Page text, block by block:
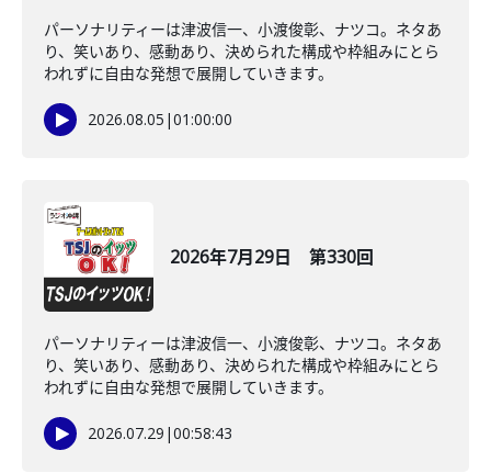
パーソナリティーは津波信一、小渡俊彰、ナツコ。ネタあ
り、笑いあり、感動あり、決められた構成や枠組みにとら
われずに自由な発想で展開していきます。
2026.08.05 |01:00:00
2026年7月29日 第330回
パーソナリティーは津波信一、小渡俊彰、ナツコ。ネタあ
り、笑いあり、感動あり、決められた構成や枠組みにとら
われずに自由な発想で展開していきます。
2026.07.29 |00:58:43